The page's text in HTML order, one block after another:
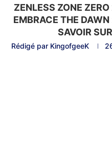
ZENLESS ZONE
EMBRACE THE DAWN
SAVOIR
Rédigé par KingofgeeK